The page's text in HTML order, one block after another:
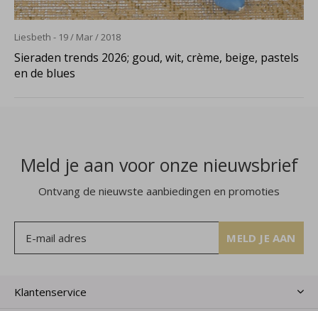
Liesbeth - 19 / Mar / 2018
Sieraden trends 2026; goud, wit, crème, beige, pastels
en de blues
Meld je aan voor onze nieuwsbrief
Ontvang de nieuwste aanbiedingen en promoties
MELD JE AAN
Klantenservice